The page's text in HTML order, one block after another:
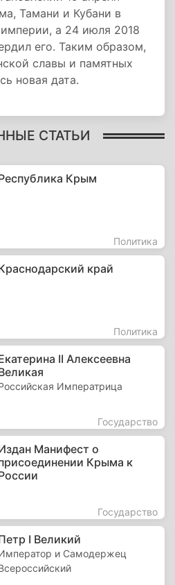
Тамани и Кубани в
а 24 июля 2018
его. Таким образом,
славы и памятных
новая дата.
СТАТЬИ
Крым
Политика
край
Политика
II Алексеевна
Императрица
Государство
Манифест о
Крыма к
Государство
I Великий
и Самодержец